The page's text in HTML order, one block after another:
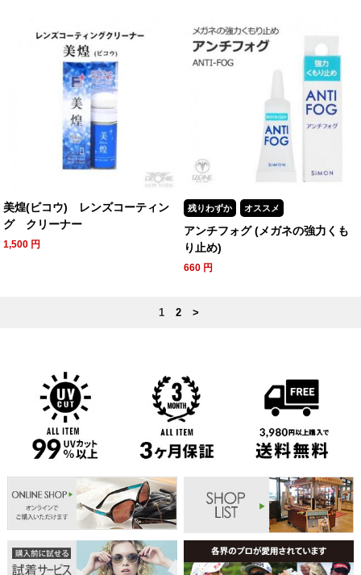
美煌(ビコウ) レンズコーティン
グ クリーナー
1,500 円
残りわずか オススメ
アンチフォグ (メガネの強力くも
り止め)
660 円
1 2 >